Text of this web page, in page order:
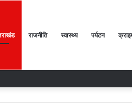
राजनीति स्वास्थ्य पर्यटन
2026’ ओरिएंटेशन कार्यक्रम का किया आयोजन